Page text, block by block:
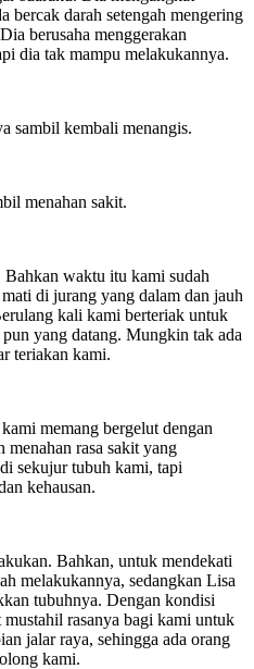
bercak darah setengah mengering
berusaha menggerakan
dia tak mampu melakukannya.
sambil kembali menangis.
menahan sakit.
waktu itu kami sudah
di jurang yang dalam dan jauh
kali kami berteriak untuk
yang datang. Mungkin tak ada
teriakan kami.
memang bergelut dengan
rasa sakit yang
sekujur tubuh kami, tapi
kehausan.
Bahkan, untuk mendekati
melakukannya, sedangkan Lisa
tubuhnya. Dengan kondisi
rasanya bagi kami untuk
jalar raya, sehingga ada orang
kami.